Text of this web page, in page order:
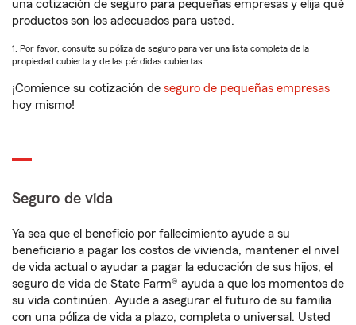
una cotización de seguro para pequeñas empresas y elija qué
productos son los adecuados para usted.
1. Por favor, consulte su póliza de seguro para ver una lista completa de la
propiedad cubierta y de las pérdidas cubiertas.
¡Comience su cotización de seguro de pequeñas empresas
hoy mismo!
Seguro de vida
Ya sea que el beneficio por fallecimiento ayude a su
beneficiario a pagar los costos de vivienda, mantener el nivel
de vida actual o ayudar a pagar la educación de sus hijos, el
seguro de vida de State Farm® ayuda a que los momentos de
su vida continúen. Ayude a asegurar el futuro de su familia
con una póliza de vida a plazo, completa o universal. Usted